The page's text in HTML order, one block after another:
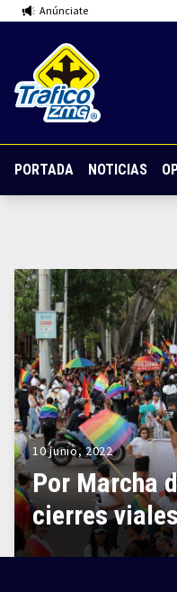
Anúnciate
PORTADA NOTICIAS
10 junio, 2022
Por Marcha
cierres